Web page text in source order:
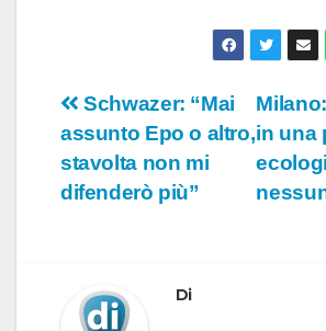
Navigazione
articoli
in una
Schwazer: “Mai
assunto Epo o altro,
stavolta non mi
difenderò più”
Di